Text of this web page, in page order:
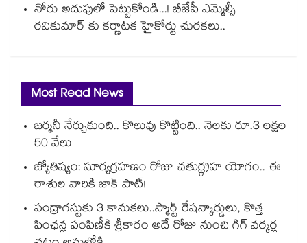
నోరు అదుపులో పెట్టుకోండి...! బీజేపీ ఎమ్మెల్సీ
రవికుమార్ కు కర్ణాటక హైకోర్టు చురకలు..
Most Read News
జర్మనీ నేర్చుకుంది.. కొలువు కొట్టింది.. నెలకు రూ.3 లక్షల
50 వేలు
జ్యోతిష్యం: సూర్యగ్రహణం రోజు చతుర్గ్రహ యోగం.. ఈ
రాశుల వారికి జాక్ పాట్!
పంద్రాగస్టుకు 3 కానుకలు..స్మార్ట్ రేషన్కార్డులు, కొత్త
పింఛన్ల పంపిణీకి శ్రీకారం అదే రోజు నుంచి గిగ్ వర్కర్ల